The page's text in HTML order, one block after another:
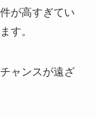
が高すぎてい
す。
ャンスが遠ざ